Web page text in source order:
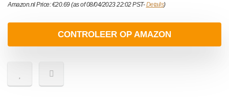
Amazon.nl Price:€20.69(as of 08/04/2023 22:02 PST-Details)
CONTROLEER OP AMAZON